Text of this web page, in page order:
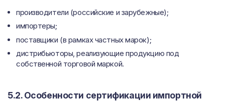
производители (российские и зарубежные);
импортеры;
поставщики (в рамках частных марок);
дистрибьюторы, реализующие продукцию под
собственной торговой маркой.
5.2. Особенности сертификации импортной